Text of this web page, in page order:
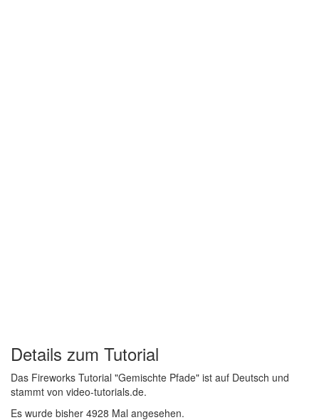
Details zum Tutorial
Das Fireworks Tutorial "Gemischte Pfade" ist auf Deutsch und
stammt von video-tutorials.de.
Es wurde bisher 4928 Mal angesehen.